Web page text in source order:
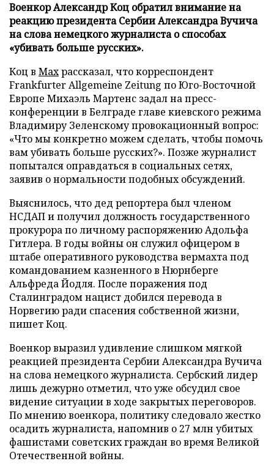
Военкор Александр Коц обратил внимание на
реакцию президента Сербии Александра Вучича
на слова немецкого журналиста о способах
«убивать больше русских».
Коц в Махрассказал, что корреспондент
Frankfurter Allgemeine Zeitung по Юго-Восточной
Европе Михаэль Мартенс задал на пресс-
конференции в Белграде главе киевского режима
Владимиру Зеленскому провокационный вопрос:
«Что мы конкретно можем сделать, чтобы помочь
вам убивать больше русских?». Позже журналист
попытался оправдаться в социальных сетях,
заявив о нормальности подобных обсуждений.
Выяснилось, что дед репортера был членом
НСДАП и получил должность государственного
прокурора по личному распоряжению Адольфа
Гитлера. В годы войны он служил офицером в
штабе оперативного руководства вермахта под
командованием казненного в Нюрнберге
Альфреда Йодля. После поражения под
Сталинградом нацист добился перевода в
Норвегию ради спасения собственной жизни,
пишет Коц.
Военкор выразил удивление слишком мягкой
реакцией президента Сербии Александра Вучича
на слова немецкого журналиста. Сербский лидер
лишь дежурно отметил, что уже обсудил свое
видение ситуации в ходе закрытых переговоров.
По мнению военкора, политику следовало жестко
осадить журналиста, напомнив о 27 млн убитых
фашистами советских граждан во время Великой
Отечественной войны.